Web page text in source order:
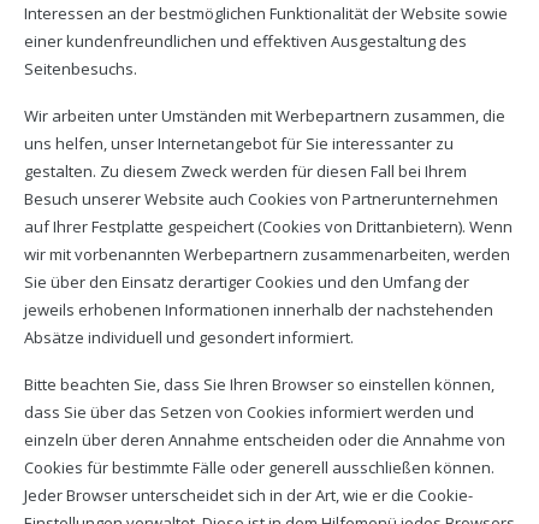
Interessen an der bestmöglichen Funktionalität der Website sowie
einer kundenfreundlichen und effektiven Ausgestaltung des
Seitenbesuchs.
Wir arbeiten unter Umständen mit Werbepartnern zusammen, die
uns helfen, unser Internetangebot für Sie interessanter zu
gestalten. Zu diesem Zweck werden für diesen Fall bei Ihrem
Besuch unserer Website auch Cookies von Partnerunternehmen
auf Ihrer Festplatte gespeichert (Cookies von Drittanbietern). Wenn
wir mit vorbenannten Werbepartnern zusammenarbeiten, werden
Sie über den Einsatz derartiger Cookies und den Umfang der
jeweils erhobenen Informationen innerhalb der nachstehenden
Absätze individuell und gesondert informiert.
Bitte beachten Sie, dass Sie Ihren Browser so einstellen können,
dass Sie über das Setzen von Cookies informiert werden und
einzeln über deren Annahme entscheiden oder die Annahme von
Cookies für bestimmte Fälle oder generell ausschließen können.
Jeder Browser unterscheidet sich in der Art, wie er die Cookie-